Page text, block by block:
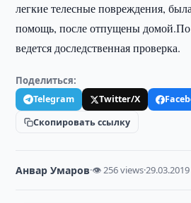
легкие телесные повреждения,
помощь, после отпущены
ведется доследственная проверка.
Поделиться:
Telegram Twitter/X
Скопировать ссылку
Анвар Умаров·👁 256 views·29.03.2019